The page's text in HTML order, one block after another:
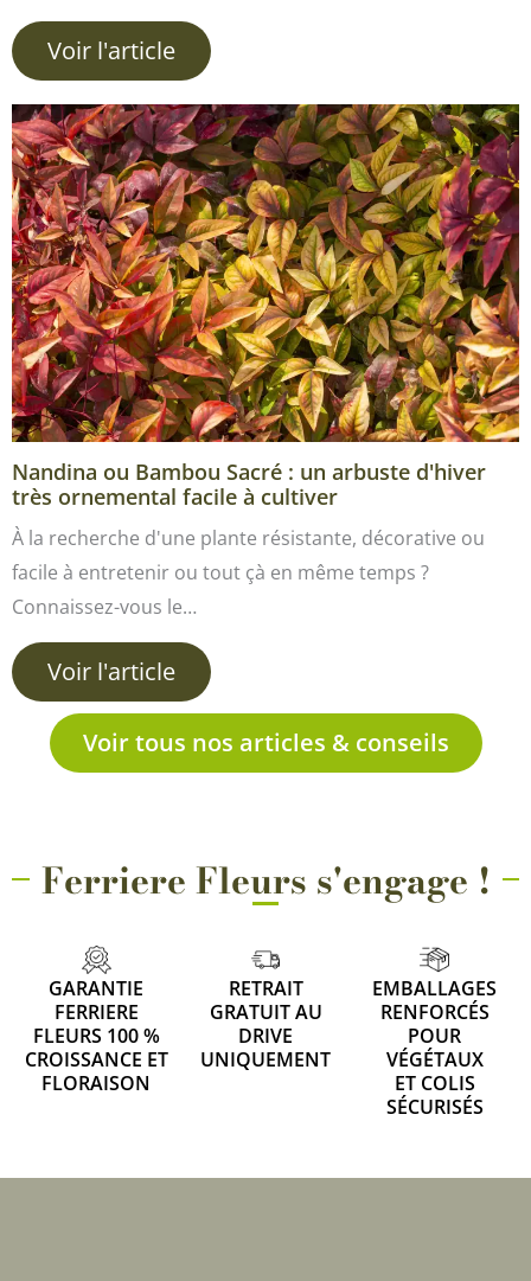
Voir l'article
Nandina ou Bambou Sacré : un arbuste d'hiver
très ornemental facile à cultiver
À la recherche d'une plante résistante, décorative ou
facile à entretenir ou tout çà en même temps ?
Connaissez-vous le…
Voir l'article
Voir tous nos articles & conseils
Ferriere Fleurs s'engage !
GARANTIE
FERRIERE
FLEURS 100 %
CROISSANCE ET
FLORAISON
RETRAIT
GRATUIT AU
DRIVE
UNIQUEMENT
EMBALLAGES
RENFORCÉS
POUR
VÉGÉTAUX
ET COLIS
SÉCURISÉS